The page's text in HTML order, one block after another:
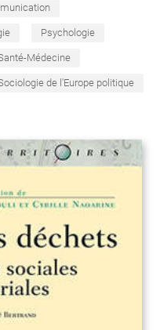
Psychologie
Médecine
de l'Europe politique